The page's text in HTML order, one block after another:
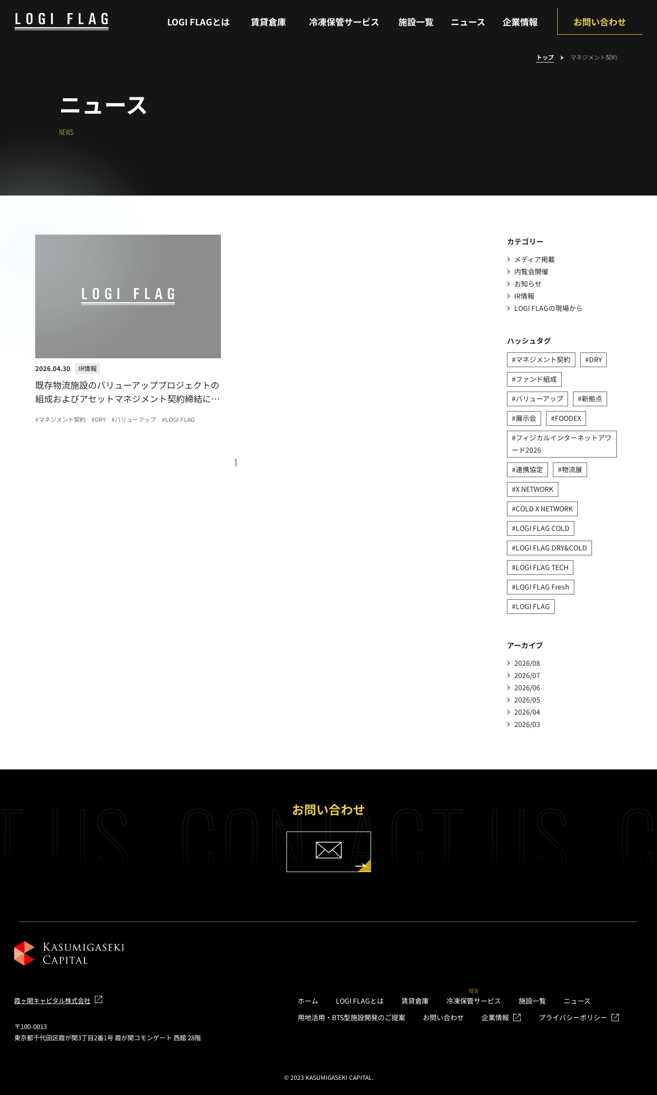
LOGI FLAGとは 賃貸倉庫 冷凍保管サービス 施設一覧 ニュース 企業情報 お問い合わせ
トップ マネジメント契約
ニュース
NEWS
2026.04.30 IR情報
既存物流施設のバリューアッププロジェクトの
組成およびアセットマネジメント契約締結に関
マネジメント契約 DRY バリューアップ LOGI FLAG
1
カテゴリー
メディア掲載
内覧会開催
お知らせ
IR情報
LOGI FLAGの現場から
ハッシュタグ
マネジメント契約
DRY
ファンド組成
バリューアップ
新拠点
展示会
FOODEX
フィジカルインターネットアワ
ード2026
連携協定
物流展
X NETWORK
COLD X NETWORK
LOGI FLAG COLD
LOGI FLAG DRY&COLD
LOGI FLAG TECH
LOGI FLAG Fresh
LOGI FLAG
アーカイブ
2026/08
2026/07
2026/06
2026/05
2026/04
2026/03
US CONTACT US
お問い合わせ
ホーム LOGI FLAGとは 賃貸倉庫
NEW
冷凍保管サービス 施設一覧
ニュース
用地活用・BTS型施設開発のご提案
お問い合わせ 企業情報 プライバシーポリシー
霞ヶ関キャピタル株式会社
〒100-0013
東京都千代田区霞が関3丁目2番1号 霞が関コモンゲート 西館 28階
© 2023 KASUMIGASEKI CAPITAL.